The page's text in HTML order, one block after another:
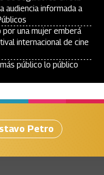
audiencia informada a
una mujer emberá
internacional de cine
público lo público
Petro